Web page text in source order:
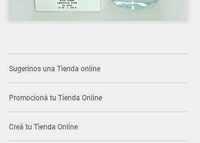
Sugerinos una Tienda online
Promocioná tu Tienda Online
Creá tu Tienda Online